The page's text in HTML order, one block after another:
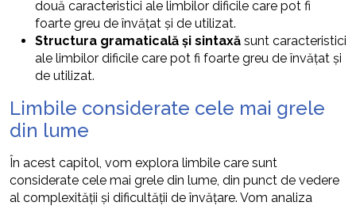
două caracteristici ale limbilor dificile care pot fi
foarte greu de învățat și de utilizat.
Structura gramaticală și sintaxă sunt caracteristici
ale limbilor dificile care pot fi foarte greu de învățat și
de utilizat.
Limbile considerate cele mai grele
din lume
În acest capitol, vom explora limbile care sunt
considerate cele mai grele din lume, din punct de vedere
al complexității și dificultății de învățare. Vom analiza